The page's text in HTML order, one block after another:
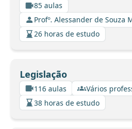
85 aulas
Profº. Alessander de Souza
26 horas de estudo
Legislação
116 aulas
Vários
38 horas de estudo